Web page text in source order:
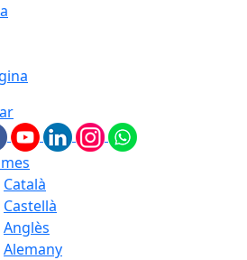
Català
Castellà
Anglès
Alemany